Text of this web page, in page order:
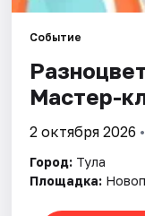
Событие
Мастер-
2 октября 2026
Город: Тула
Площадка: